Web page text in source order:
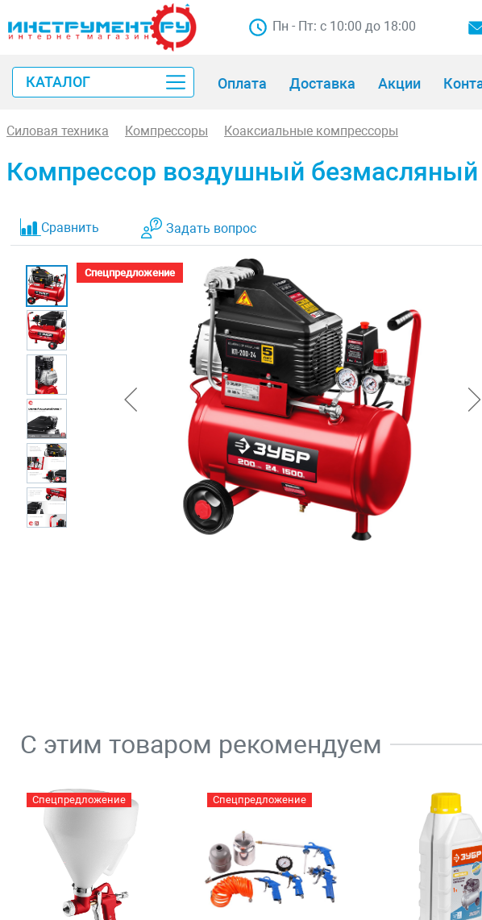
Пн - Пт: с 10:00 до 18:00
КАТАЛОГ Оплата Доставка Акции
Силовая техника Компрессоры Коаксиальные компрессоры
Компрессор воздушный
Сравнить Задать вопрос
Спецпредложение
С этим товаром рекомендуем
Спецпредложение Спецпредложение